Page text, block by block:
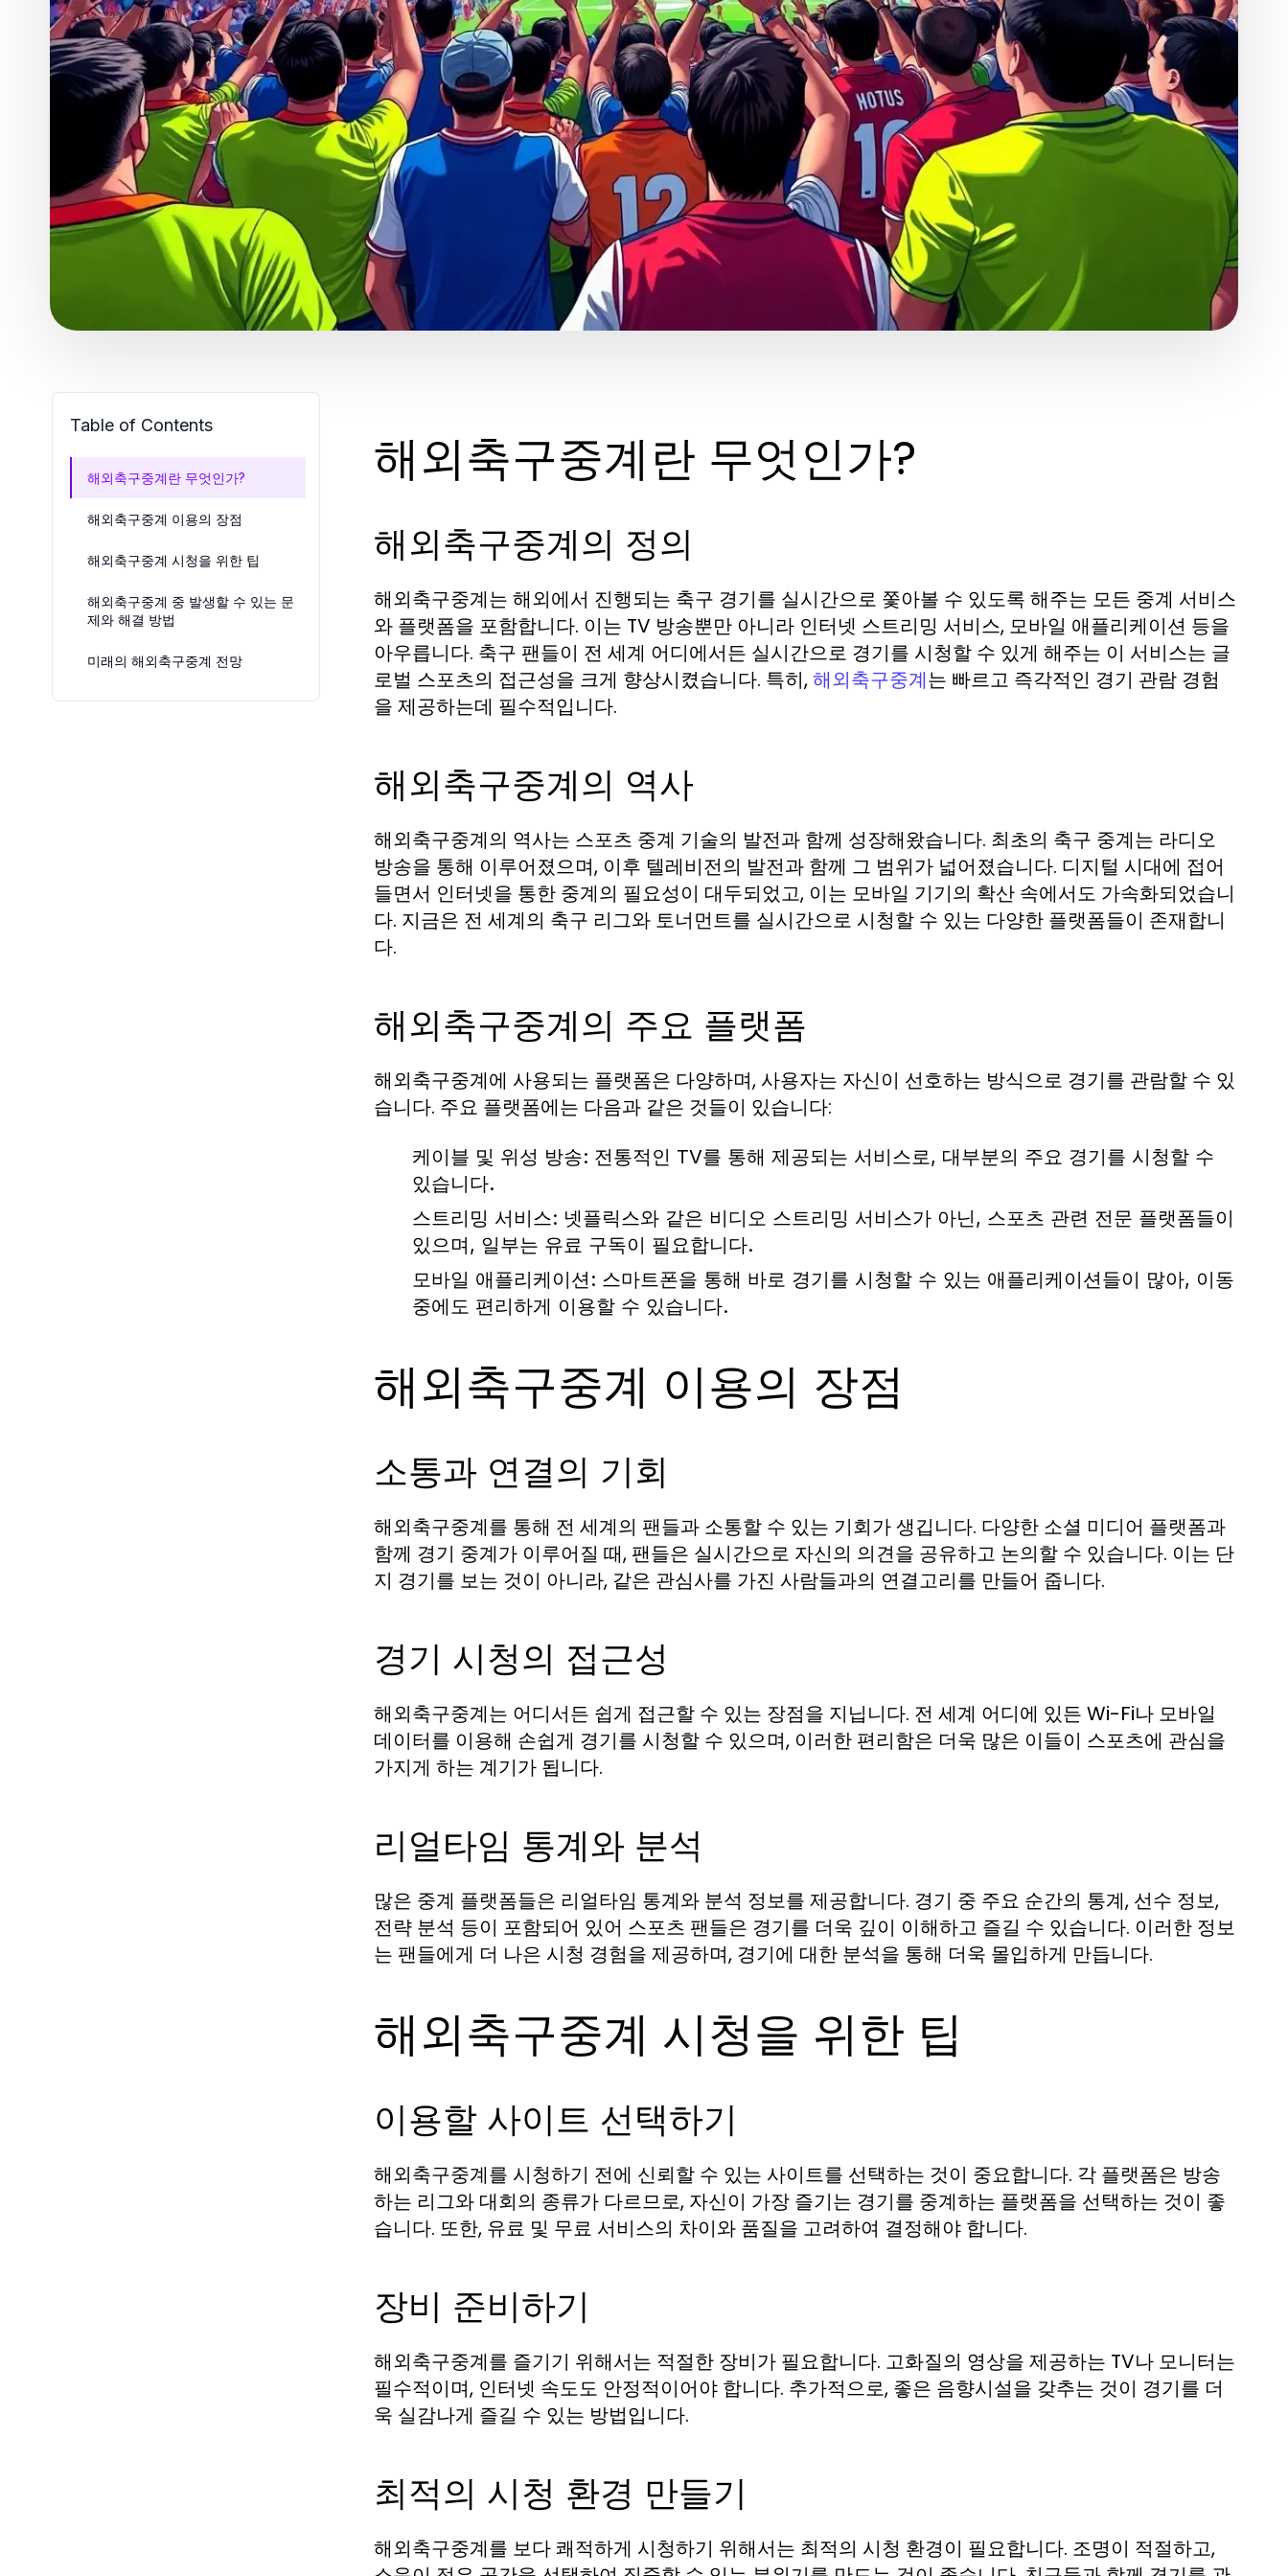
Table of Contents
해외축구중계란 무엇인가?
해외축구중계 이용의 장점
해외축구중계 시청을 위한 팁
해외축구중계 중 발생할 수 있는 문
제와 해결 방법
미래의 해외축구중계 전망
해외축구중계란 무엇인가?
해외축구중계의 정의
해외축구중계는 해외에서 진행되는 축구 경기를 실시간으로 쫓아볼 수 있도록 해주는 모든 중계 서비스
와 플랫폼을 포함합니다. 이는 TV 방송뿐만 아니라 인터넷 스트리밍 서비스, 모바일 애플리케이션 등을
아우릅니다. 축구 팬들이 전 세계 어디에서든 실시간으로 경기를 시청할 수 있게 해주는 이 서비스는 글
로벌 스포츠의 접근성을 크게 향상시켰습니다. 특히, 해외축구중계는 빠르고 즉각적인 경기 관람 경험
을 제공하는데 필수적입니다.
해외축구중계의 역사
해외축구중계의 역사는 스포츠 중계 기술의 발전과 함께 성장해왔습니다. 최초의 축구 중계는 라디오
방송을 통해 이루어졌으며, 이후 텔레비전의 발전과 함께 그 범위가 넓어졌습니다. 디지털 시대에 접어
들면서 인터넷을 통한 중계의 필요성이 대두되었고, 이는 모바일 기기의 확산 속에서도 가속화되었습니
다. 지금은 전 세계의 축구 리그와 토너먼트를 실시간으로 시청할 수 있는 다양한 플랫폼들이 존재합니
다.
해외축구중계의 주요 플랫폼
해외축구중계에 사용되는 플랫폼은 다양하며, 사용자는 자신이 선호하는 방식으로 경기를 관람할 수 있
습니다. 주요 플랫폼에는 다음과 같은 것들이 있습니다:
케이블 및 위성 방송: 전통적인 TV를 통해 제공되는 서비스로, 대부분의 주요 경기를 시청할 수
있습니다.
스트리밍 서비스: 넷플릭스와 같은 비디오 스트리밍 서비스가 아닌, 스포츠 관련 전문 플랫폼들이
있으며, 일부는 유료 구독이 필요합니다.
모바일 애플리케이션: 스마트폰을 통해 바로 경기를 시청할 수 있는 애플리케이션들이 많아, 이동
중에도 편리하게 이용할 수 있습니다.
해외축구중계 이용의 장점
소통과 연결의 기회
해외축구중계를 통해 전 세계의 팬들과 소통할 수 있는 기회가 생깁니다. 다양한 소셜 미디어 플랫폼과
함께 경기 중계가 이루어질 때, 팬들은 실시간으로 자신의 의견을 공유하고 논의할 수 있습니다. 이는 단
지 경기를 보는 것이 아니라, 같은 관심사를 가진 사람들과의 연결고리를 만들어 줍니다.
경기 시청의 접근성
해외축구중계는 어디서든 쉽게 접근할 수 있는 장점을 지닙니다. 전 세계 어디에 있든 Wi-Fi나 모바일
데이터를 이용해 손쉽게 경기를 시청할 수 있으며, 이러한 편리함은 더욱 많은 이들이 스포츠에 관심을
가지게 하는 계기가 됩니다.
리얼타임 통계와 분석
많은 중계 플랫폼들은 리얼타임 통계와 분석 정보를 제공합니다. 경기 중 주요 순간의 통계, 선수 정보,
전략 분석 등이 포함되어 있어 스포츠 팬들은 경기를 더욱 깊이 이해하고 즐길 수 있습니다. 이러한 정보
는 팬들에게 더 나은 시청 경험을 제공하며, 경기에 대한 분석을 통해 더욱 몰입하게 만듭니다.
해외축구중계 시청을 위한 팁
이용할 사이트 선택하기
해외축구중계를 시청하기 전에 신뢰할 수 있는 사이트를 선택하는 것이 중요합니다. 각 플랫폼은 방송
하는 리그와 대회의 종류가 다르므로, 자신이 가장 즐기는 경기를 중계하는 플랫폼을 선택하는 것이 좋
습니다. 또한, 유료 및 무료 서비스의 차이와 품질을 고려하여 결정해야 합니다.
장비 준비하기
해외축구중계를 즐기기 위해서는 적절한 장비가 필요합니다. 고화질의 영상을 제공하는 TV나 모니터는
필수적이며, 인터넷 속도도 안정적이어야 합니다. 추가적으로, 좋은 음향시설을 갖추는 것이 경기를 더
욱 실감나게 즐길 수 있는 방법입니다.
최적의 시청 환경 만들기
해외축구중계를 보다 쾌적하게 시청하기 위해서는 최적의 시청 환경이 필요합니다. 조명이 적절하고,